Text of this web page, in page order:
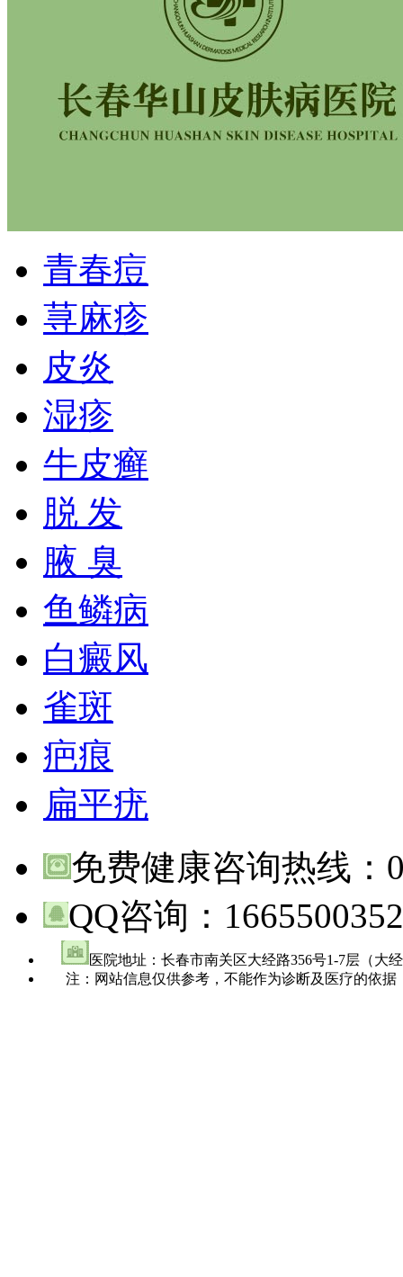
青春痘
荨麻疹
皮炎
湿疹
牛皮癣
脱 发
腋 臭
鱼鳞病
白癜风
雀斑
疤痕
扁平疣
免费健康咨询热线：
QQ咨询： 1665500352
医院地址：长春市南关区大经路356号1-7层（大
注：网站信息仅供参考，不能作为诊断及医疗的依据